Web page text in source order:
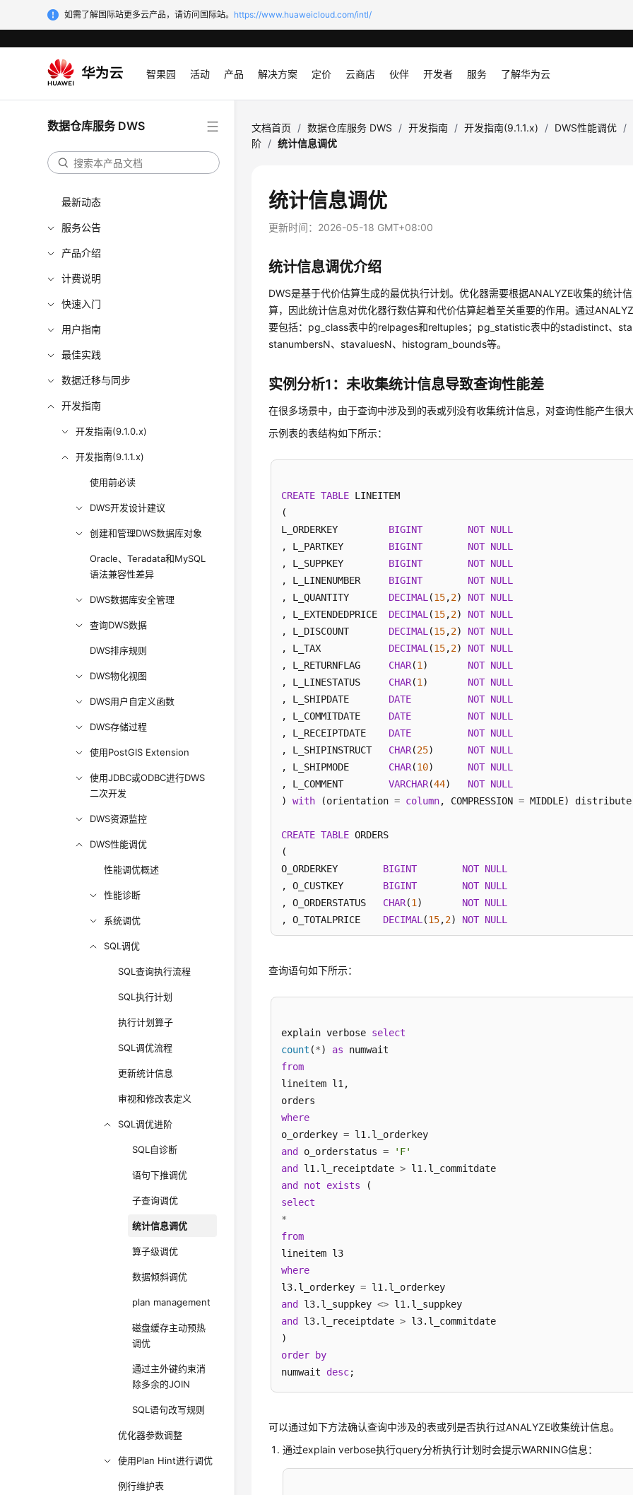
如需了解国际站更多云产品，请访问国际站。 https://www.huaweicloud.com/intl/
智果园 活动 产品 解决方案 定价 云商店 伙伴 开发者 服务 了解华为云
数据仓库服务 DWS
最新动态
服务公告
产品介绍
计费说明
快速入门
用户指南
最佳实践
数据迁移与同步
开发指南
开发指南(9.1.0.x)
开发指南(9.1.1.x)
使用前必读
DWS开发设计建议
创建和管理DWS数据库对象
Oracle、Teradata和MySQL
语法兼容性差异
DWS数据库安全管理
查询DWS数据
DWS排序规则
DWS物化视图
DWS用户自定义函数
DWS存储过程
使用PostGIS Extension
使用JDBC或ODBC进行DWS
二次开发
DWS资源监控
DWS性能调优
性能调优概述
性能诊断
系统调优
SQL调优
SQL查询执行流程
SQL执行计划
执行计划算子
SQL调优流程
更新统计信息
审视和修改表定义
SQL调优进阶
SQL自诊断
语句下推调优
子查询调优
统计信息调优
算子级调优
数据倾斜调优
plan management
磁盘缓存主动预热
调优
通过主外键约束消
除多余的JOIN
SQL语句改写规则
优化器参数调整
使用Plan Hint进行调优
例行维护表
文档首页 / 数据仓库服务 DWS / 开发指南 / 开发指南(9.1.1.x) / DWS性能调优 /
阶 / 统计信息调优
统计信息调优
更新时间： 2026-05-18 GMT+08:00
统计信息调优介绍
DWS是基于代价估算生成的最优执行计划。优化器需要根据ANALYZE收集的统计
算，因此统计信息对优化器行数估算和代价估算起着至关重要的作用。通过
要包括：pg_class表中的relpages和reltuples；pg_statistic表中的stadistinct、
stanumbersN、stavaluesN、histogram_bounds等。
实例分析1：未收集统计信息导致查询性能差
在很多场景中，由于查询中涉及到的表或列没有收集统计信息，对查询性能产生很
示例表的表结构如下所示：
CREATE TABLE LINEITEM
(
L_ORDERKEY BIGINT NOT NULL
, L_PARTKEY BIGINT NOT NULL
, L_SUPPKEY BIGINT NOT NULL
, L_LINENUMBER BIGINT NOT NULL
, L_QUANTITY DECIMAL (15,2) NOT NULL
, L_EXTENDEDPRICE DECIMAL (15,2) NOT NULL
, L_DISCOUNT DECIMAL (15,2) NOT NULL
, L_TAX DECIMAL (15,2) NOT NULL
, L_RETURNFLAG CHAR(1 ) NOT NULL
, L_LINESTATUS CHAR(1 ) NOT NULL
, L_SHIPDATE DATE NOT NULL
, L_COMMITDATE DATE NOT NULL
, L_RECEIPTDATE DATE NOT NULL
, L_SHIPINSTRUCT CHAR(25) NOT NULL
, L_SHIPMODE CHAR(10) NOT NULL
, L_COMMENT VARCHAR(44) NOT NULL
) with (orientation = column, COMPRESSION = MIDDLE)
CREATE TABLE ORDERS
(
O_ORDERKEY BIGINT NOT NULL
, O_CUSTKEY BIGINT NOT NULL
, O_ORDERSTATUS CHAR(1 ) NOT NULL
, O_TOTALPRICE DECIMAL (15,2) NOT NULL
, O_ORDERDATE DATE NOT NULL
, O_CLERK
查询语句如下所示：
explain verbose select
count (*) as
from
lineitem l1,
where
o_orderkey =
and
o_orderstatus =
'F'
and
l1.l_receiptdate >
and
not exists
select
*
from
where
l3.l_orderkey =
and
l3.l_suppkey <>
and
l3.l_receiptdate > l3.l_commitdate
order
by
numwait desc
可以通过如下方法确认查询中涉及的表或列是否执行过ANALYZE收集统计信息。
通过explain verbose执行query分析执行计划时会提示WARNING信息：